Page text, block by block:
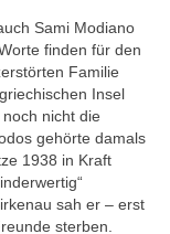
Sami Modiano
finden für den
Familie
Insel
nicht die
gehörte damals
1938 in Kraft
sah er – erst
sterben.